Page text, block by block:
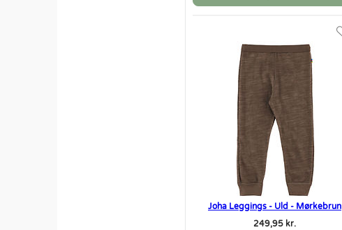
Joha Leggings - Uld - Mørkebrun
249,95 kr.